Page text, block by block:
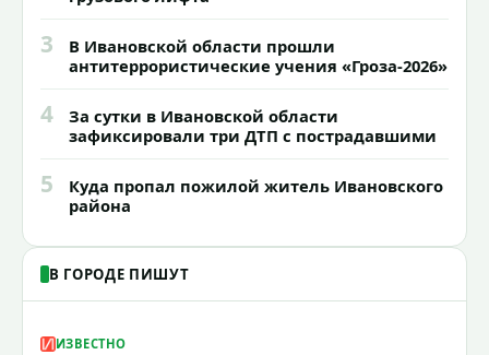
3
В Ивановской области прошли
антитеррористические учения «Гроза-2026»
4
За сутки в Ивановской области
зафиксировали три ДТП с пострадавшими
5
Куда пропал пожилой житель Ивановского
района
В ГОРОДЕ ПИШУТ
ИЗВЕСТНО